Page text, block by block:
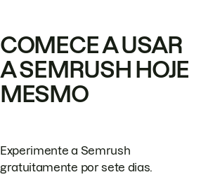
COMECE A USAR
A SEMRUSH HOJE
MESMO
Experimente a Semrush
gratuitamente por sete dias.